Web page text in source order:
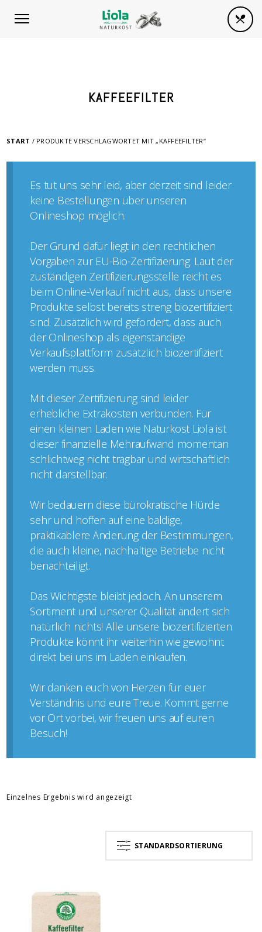
KAFFEEFILTER
START / PRODUKTE VERSCHLAGWORTET MIT „KAFFEEFILTER“
Es tut uns sehr leid, aber derzeit sind leider
keine Bestellungen über unseren
Onlineshop möglich.
Der Grund dafür liegt in den rechtlichen
Vorgaben zur EU-Bio-Zertifizierung. Laut der
zuständigen Zertifizierungsstelle reicht es
beim Online-Verkauf nicht aus, dass unsere
Produkte selbst bereits streng biozertifiziert
sind. Zusätzlich wird gefordert, dass auch
der Onlineshop als eigenständige
Verkaufsplattform zusätzlich biozertifiziert
werden muss.
Mit dieser Zertifizierung sind leider
erhebliche Extrakosten verbunden. Für
einen kleinen Laden wie Naturkost Liola ist
dieser finanzielle Mehraufwand momentan
schlichtweg nicht tragbar und wirtschaftlich
nicht darstellbar.
Wir bedauern diese bürokratische Hürde
sehr und hoffen auf eine baldige,
praktikablere Änderung der Bestimmungen,
die auch kleine, nachhaltige Betriebe nicht
benachteiligt.
Das Wichtigste bleibt jedoch. An unserem
Sortiment und unserer Qualität ändert sich
natürlich nichts! Alle unsere biozertifizierten
Produkte könnt ihr weiterhin wie gewohnt
direkt bei uns im Laden einkaufen.
Wir danken euch von Herzen für euer
Verständnis und eure Treue. Kommt gerne
vor Ort vorbei, wir freuen uns auf euren
Besuch!
Einzelnes Ergebnis wird angezeigt
STANDARDSORTIERUNG